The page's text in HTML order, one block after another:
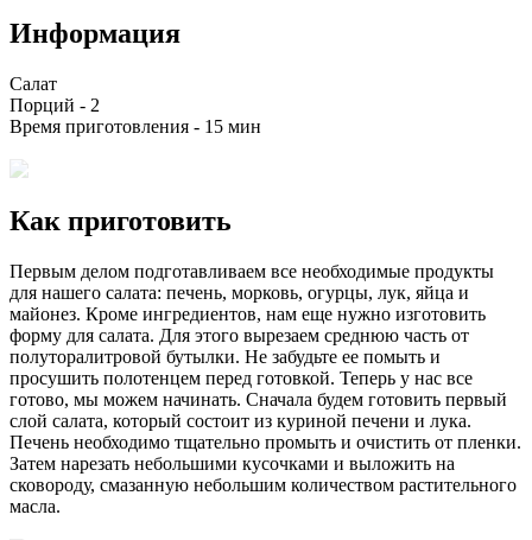
Информация
Салат
Порций - 2
Время приготовления - 15 мин
Как приготовить
Первым делом подготавливаем все необходимые продукты
для нашего салата: печень, морковь, огурцы, лук, яйца и
майонез. Кроме ингредиентов, нам еще нужно изготовить
форму для салата. Для этого вырезаем среднюю часть от
полуторалитровой бутылки. Не забудьте ее помыть и
просушить полотенцем перед готовкой. Теперь у нас все
готово, мы можем начинать. Сначала будем готовить первый
слой салата, который состоит из куриной печени и лука.
Печень необходимо тщательно промыть и очистить от пленки.
Затем нарезать небольшими кусочками и выложить на
сковороду, смазанную небольшим количеством растительного
масла.